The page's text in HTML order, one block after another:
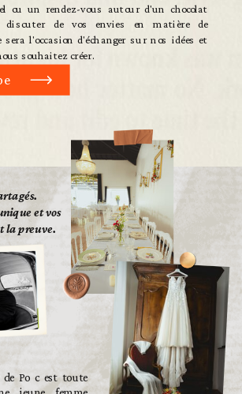
ou un rendez-vous autour d'un chocolat
de vos envies en matière de
sera l'occasion d'échanger sur nos idées et
souhaitez créer.
et vos
la preuve.
Po c est toute